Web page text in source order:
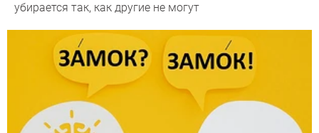
убирается так, как другие не могут